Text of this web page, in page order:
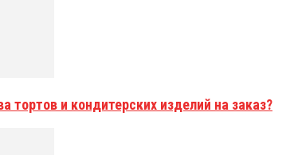
тортов и кондитерских изделий на заказ?